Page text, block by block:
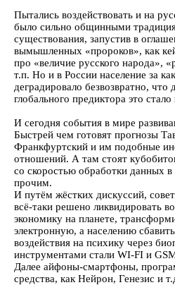
Пытались воздействовать и на
было сильно общинными
существования, запустив в
вымышленных «пророков», как
про «величие русского народа»,
т.п. Но и в России население за
деградировало безвозвратно, что
глобального предиктора это
И сегодня события в мире
Быстрей чем готовят прогнозы
Франкфуртский и им подобные
отношений. А там стоят
со скоростью обработки данных
прочим.
И путём жёстких дискуссий,
всё-таки решено ликвидировать
экономику на планете,
электронную, а населению
воздействия на психику через
инструментами стали WI-FI и
Далее айфоны-смартфоны,
средства, как Нейрон, Генезис и